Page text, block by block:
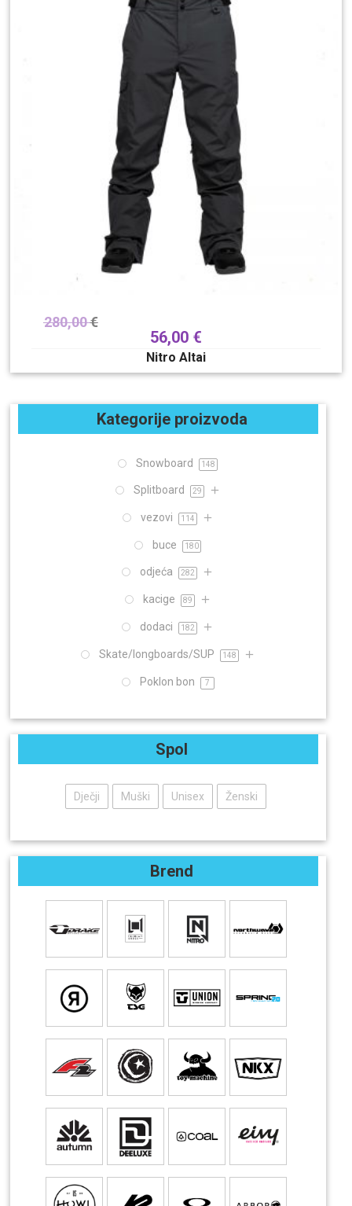
280,00€
56,00 €
Nitro Altai
Kategorije proizvoda
Snowboard 148
Splitboard 29
vezovi 114
buce 180
odjeća 282
kacige 89
dodaci 182
Skate/longboards/SUP 148
Poklon bon 7
Spol
Dječji Muški Unisex Ženski
Brend